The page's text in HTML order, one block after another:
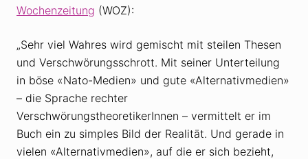
Wochenzeitung (WOZ):
„Sehr viel Wahres wird gemischt mit steilen Thesen
und Verschwörungsschrott. Mit seiner Unterteilung
in böse «Nato-Medien» und gute «Alternativmedien»
– die Sprache rechter
VerschwörungstheoretikerInnen – vermittelt er im
Buch ein zu simples Bild der Realität. Und gerade in
vielen «Alternativmedien», auf die er sich bezieht,